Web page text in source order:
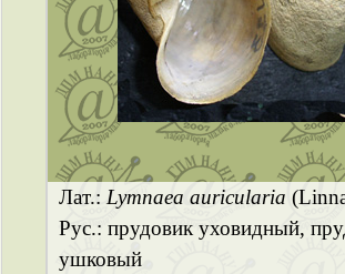
Лат.: Lymnaea auricularia
Рус.: прудовик уховидный,
ушковый